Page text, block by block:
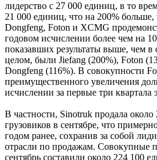
лидерство с 27 000 единиц, в то
21 000 единиц, что на 200% больше,
Dongfeng, Foton и XCMG
годовом исчислении более чем на
показавших результаты выше, чем
целом, были Jiefang (200%), Foton
Dongfeng (116%). В совокупности
преимущественного увеличения
исчислении за первые три квартала
В частности, Sinotruk продала
грузовиков в сентябре, что
годом ранее, сохранив за собой
отрасли по продажам. Совокупные
сентябрь составили около 224 100